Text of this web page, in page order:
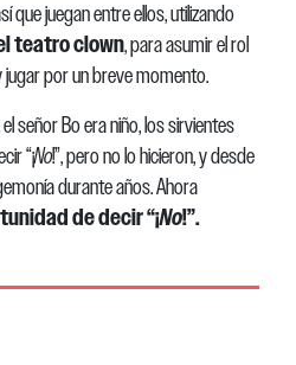
que juegan entre ellos, utilizando
teatro clown, para asumir el rol
por un breve momento.
señor Bo era niño, los sirvientes
“¡No!”, pero no lo hicieron, y desde
durante años. Ahora
de decir “¡No!”.